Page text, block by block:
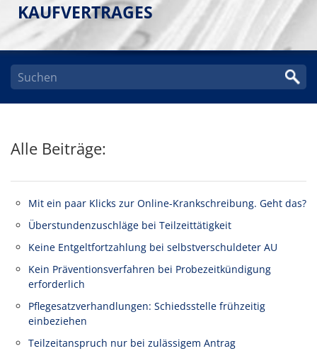
KAUFVERTRAGES
Alle Beiträge:
Mit ein paar Klicks zur Online-Krankschreibung. Geht das?
Überstundenzuschläge bei Teilzeittätigkeit
Keine Entgeltfortzahlung bei selbstverschuldeter AU
Kein Präventionsverfahren bei Probezeitkündigung
erforderlich
Pflegesatzverhandlungen: Schiedsstelle frühzeitig
einbeziehen
Teilzeitanspruch nur bei zulässigem Antrag